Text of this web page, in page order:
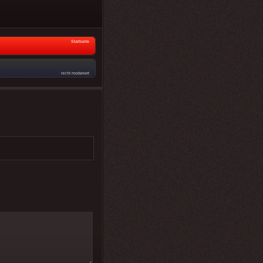
Startseite
nicht moderiert